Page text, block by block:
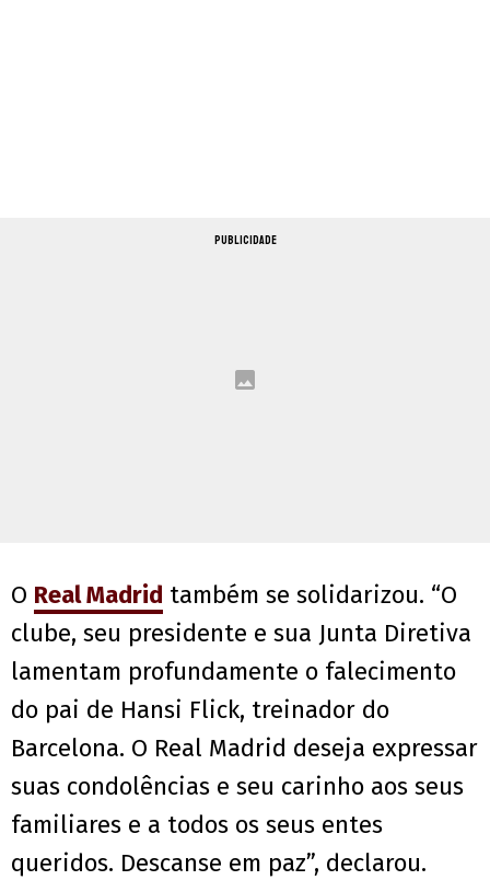
PUBLICIDADE
O Real Madrid também se solidarizou. “O
clube, seu presidente e sua Junta Diretiva
lamentam profundamente o falecimento
do pai de Hansi Flick, treinador do
Barcelona. O Real Madrid deseja expressar
suas condolências e seu carinho aos seus
familiares e a todos os seus entes
queridos. Descanse em paz”, declarou.